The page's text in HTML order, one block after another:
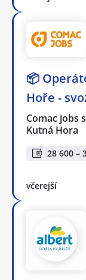
📦
Hoře -
Comac jobs
Kutná Hora
28 600 –
včerejší